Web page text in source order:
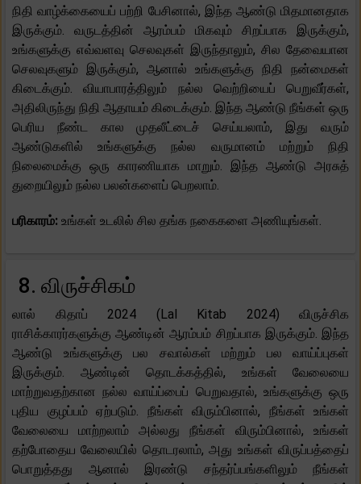
நிதி வாழ்க்கையைப் பற்றி பேசினால், இந்த ஆண்டு மிதமானதாக
இருக்கும். வருடத்தின் ஆரம்பம் மிகவும் சிறப்பாக இருக்கும்,
உங்களுக்கு எவ்வளவு செலவுகள் இருந்தாலும், சில தேவையான
செலவுகளும் இருக்கும், ஆனால் உங்களுக்கு நிதி நன்மைகள்
கிடைக்கும். வியாபாரத்திலும் நல்ல வெற்றியைப் பெறுவீர்கள்,
அதிலிருந்து நிதி ஆதாயம் கிடைக்கும். இந்த ஆண்டு நீங்கள் ஒரு
பெரிய நீண்ட கால முதலீட்டைச் செய்யலாம், இது வரும்
ஆண்டுகளில் உங்களுக்கு நல்ல வருமானம் மற்றும் நிதி
நிலைமைக்கு ஒரு காரணியாக மாறும். இந்த ஆண்டு அரசுத்
துறையிலும் நல்ல பலன்களைப் பெறலாம்.
பரிகாரம்: உங்கள் உடலில் சில தங்க நகைகளை அணியுங்கள்.
8. விருச்சிகம்
லால் கிதாப் 2024 (Lal Kitab 2024) விருச்சிக
ராசிக்காரர்களுக்கு ஆண்டின் ஆரம்பம் சிறப்பாக இருக்கும். இந்த
ஆண்டு உங்களுக்கு பல சவால்கள் மற்றும் பல வாய்ப்புகள்
இருக்கும். ஆண்டின் தொடக்கத்தில், உங்கள் வேலையை
மாற்றுவதற்கான நல்ல வாய்ப்பைப் பெறுவதால், உங்களுக்கு ஒரு
புதிய குழப்பம் ஏற்படும். நீங்கள் விரும்பினால், நீங்கள் உங்கள்
வேலையை மாற்றலாம் அல்லது நீங்கள் விரும்பினால், உங்கள்
தற்போதைய வேலையில் தொடரலாம், அது உங்கள் விருப்பத்தைப்
பொறுத்தது ஆனால் இரண்டு சந்தர்ப்பங்களிலும் நீங்கள்